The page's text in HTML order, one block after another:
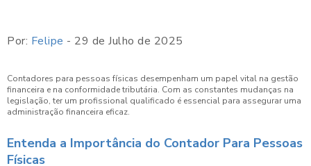
Por: Felipe - 29 de Julho de 2025
Contadores para pessoas físicas desempenham um papel vital na gestão
financeira e na conformidade tributária. Com as constantes mudanças na
legislação, ter um profissional qualificado é essencial para assegurar uma
administração financeira eficaz.
Entenda a Importância do Contador Para Pessoas
Físicas